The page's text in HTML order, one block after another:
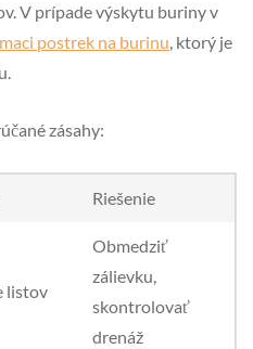
V prípade výskytu buriny v
postrek na burinu, ktorý je
zásahy:
Riešenie
listov
Obmedziť
zálievku,
skontrolovať
drenáž